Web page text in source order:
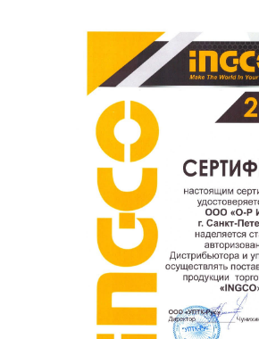
Ваш отзыв о товаре, магазине или
поможет нам улучшать сервис и будет
Оставить отзыв о покупке